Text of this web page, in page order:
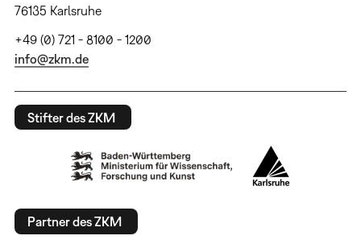
76135 Karlsruhe
+49 (0) 721 - 8100 - 1200
info@zkm.de
Stifter des ZKM
Partner des ZKM